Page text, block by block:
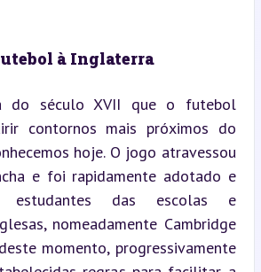
à Inglaterra
do século XVII que o futebol
contornos mais próximos do
hoje. O jogo atravessou
e foi rapidamente adotado e
estudantes das escolas e
nomeadamente Cambridge
momento, progressivamente